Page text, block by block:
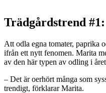
Trädgårdstrend
Att odla egna tomater, paprika
ifrån ett nytt fenomen. Marita
av den här typen av odling i
– Det är oerhört många som
trendigt, förklarar Marita.